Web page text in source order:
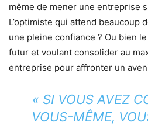
même de mener une entreprise
L’optimiste qui attend beaucoup
une pleine confiance ? Ou bien
futur et voulant consolider au
entreprise pour affronter un
« SI VOUS AVEZ
VOUS-MÊME,